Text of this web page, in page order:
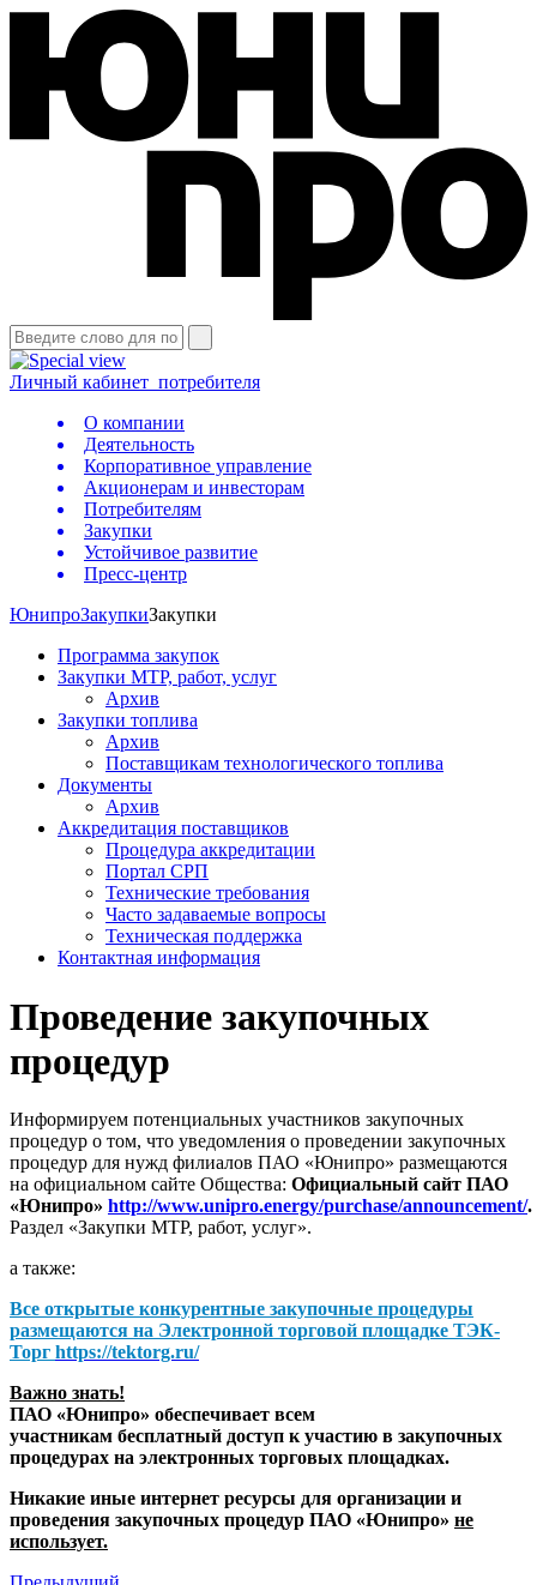
Личный кабинет потребителя
О компании
Деятельность
Корпоративное управление
Акционерам и инвесторам
Потребителям
Закупки
Устойчивое развитие
Пресс-центр
ЮнипроЗакупкиЗакупки
Программа закупок
Закупки МТР, работ, услуг
Архив
Закупки топлива
Архив
Поставщикам технологического топлива
Документы
Архив
Аккредитация поставщиков
Процедура аккредитации
Портал СРП
Технические требования
Часто задаваемые вопросы
Техническая поддержка
Контактная информация
Проведение закупочных
процедур
Информируем потенциальных участников закупочных
процедур о том, что уведомления о проведении закупочных
процедур для нужд филиалов ПАО «Юнипро» размещаются
на официальном сайте Общества: Официальный сайт ПАО
«Юнипро» http://www.unipro.energy/purchase/announcement/.
Раздел «Закупки МТР, работ, услуг».
а также:
Все открытые конкурентные закупочные процедуры
размещаются на Электронной торговой площадке ТЭК-
Торг https://tektorg.ru/
Важно знать!
ПАО «Юнипро» обеспечивает всем
участникам бесплатный доступ к участию в закупочных
процедурах на электронных торговых площадках.
Никакие иные интернет ресурсы для организации и
проведения закупочных процедур ПАО «Юнипро» не
использует.